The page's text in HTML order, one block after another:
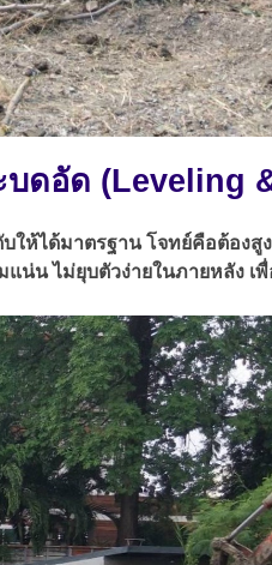
บดอัด (Leveling
ห้ได้มาตรฐาน โจทย์คือต้อง
น่น ไม่ยุบตัวง่ายในภายหลัง เ